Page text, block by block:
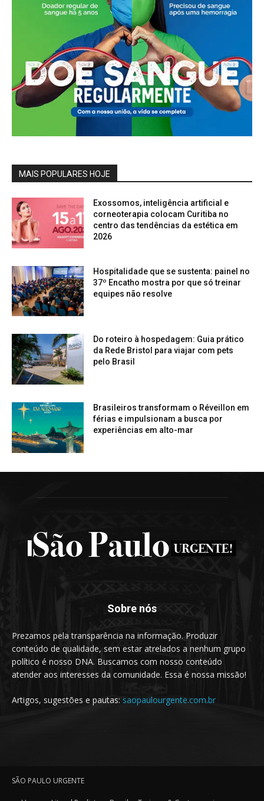
MAIS POPULARES HOJE
Exossomos, inteligência artificial e
corneoterapia colocam Curitiba no
centro das tendências da estética em
2026
Hospitalidade que se sustenta: painel no
37º Encatho mostra por que só treinar
equipes não resolve
Do roteiro à hospedagem: Guia prático
da Rede Bristol para viajar com pets
pelo Brasil
Brasileiros transformam o Réveillon em
férias e impulsionam a busca por
experiências em alto-mar
Sobre nós
Prezamos pela transparência na informação. Produzir
conteúdo de qualidade, sem estar atrelados a nenhum grupo
político é nosso DNA. Buscamos com nosso conteúdo
atender aos interesses da comunidade. Essa é nossa missão!
Artigos, sugestões e pautas: saopaulourgente.com.br
SÃO PAULO URGENTE